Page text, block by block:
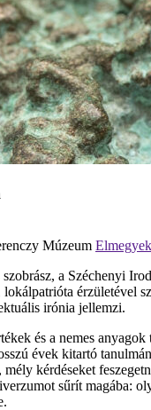
Múzeum
a Széchenyi
érzületével
irónia jellemzi.
és a nemes
évek kitartó
kérdéseket
sűrít magába: